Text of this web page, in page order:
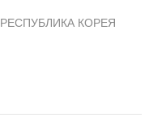
РЕСПУБЛИКА КОРЕЯ